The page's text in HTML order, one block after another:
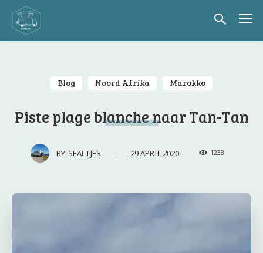
Blog Noord Afrika Marokko
Piste plage blanche naar Tan-Tan
BY SEALTJES 29 APRIL 2020 1238